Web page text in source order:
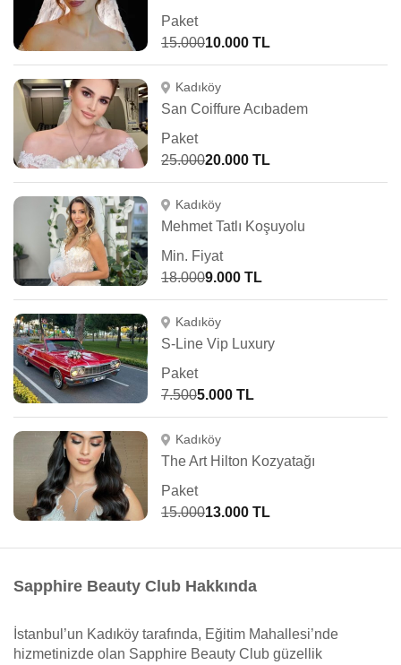
Paket
15.00010.000 TL
Kadıköy
San Coiffure Acıbadem
Paket
25.00020.000 TL
Kadıköy
Mehmet Tatlı Koşuyolu
Min. Fiyat
18.0009.000 TL
Kadıköy
S-Line Vip Luxury
Paket
7.5005.000 TL
Kadıköy
The Art Hilton Kozyatağı
Paket
15.00013.000 TL
Sapphire Beauty Club Hakkında
İstanbul’un Kadıköy tarafında, Eğitim Mahallesi’nde
hizmetinizde olan Sapphire Beauty Club güzellik